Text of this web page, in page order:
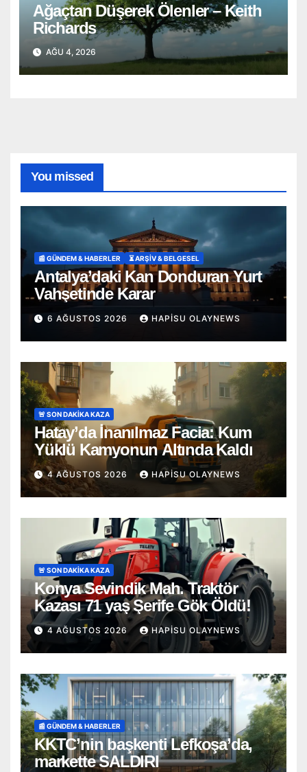
Ağaçtan Düşerek Ölenler – Keith
Richards
AĞU 4, 2026
You missed
📰 GÜNDEM & HABERLER ⏳ ARŞİV & BELGESEL
Antalya’daki Kan Donduran Yurt
Vahşetinde Karar
6 AĞUSTOS 2026 HAPISU OLAYNEWS
🚨 SON DAKİKA KAZA
Hatay’da İnanılmaz Facia: Kum
Yüklü Kamyonun Altında Kaldı
4 AĞUSTOS 2026 HAPISU OLAYNEWS
🚨 SON DAKİKA KAZA
Konya Sevindik Mah. Traktör
Kazası 71 yaş Şerife Gök Öldü!
4 AĞUSTOS 2026 HAPISU OLAYNEWS
📰 GÜNDEM & HABERLER
KKTC’nin başkenti Lefkoşa’da,
markette SALDIRI